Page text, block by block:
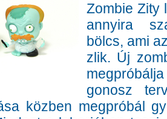
Zombie Zity
annyira
bölcs, ami
zlik. Új
gonosz
közben megpróbál